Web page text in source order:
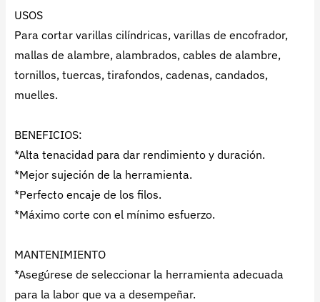
USOS
Para cortar varillas cilíndricas, varillas de encofrador,
mallas de alambre, alambrados, cables de alambre,
tornillos, tuercas, tirafondos, cadenas, candados,
muelles.
BENEFICIOS:
*Alta tenacidad para dar rendimiento y duración.
*Mejor sujeción de la herramienta.
*Perfecto encaje de los filos.
*Máximo corte con el mínimo esfuerzo.
MANTENIMIENTO
*Asegúrese de seleccionar la herramienta adecuada
para la labor que va a desempeñar.